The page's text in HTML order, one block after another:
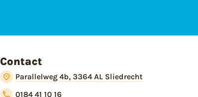
Contact
Parallelweg 4b, 3364 AL Sliedrecht
0184 41 10 16